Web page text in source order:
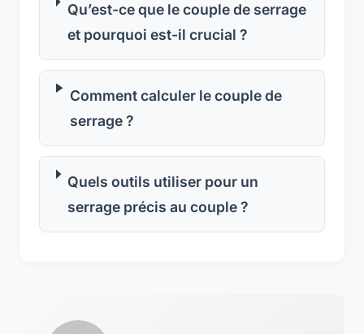
Qu’est-ce que le couple de serrage
et pourquoi est-il crucial ?
Comment calculer le couple de
serrage ?
Quels outils utiliser pour un
serrage précis au couple ?